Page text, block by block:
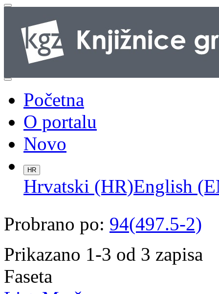
Početna
O portalu
Novo
HR
Hrvatski (HR)English
Probrano po: 94(497.5-2)
Prikazano 1-3 od 3 zapisa
Faseta